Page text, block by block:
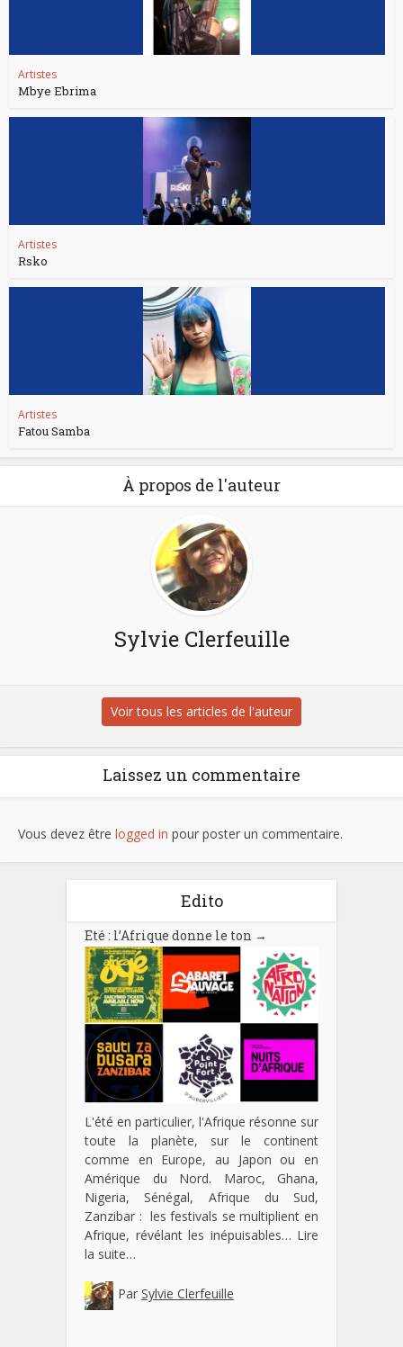
Artistes
Mbye Ebrima
Artistes
Rsko
Artistes
Fatou Samba
À propos de l'auteur
Sylvie Clerfeuille
Voir tous les articles de l'auteur
Laissez un commentaire
Vous devez être logged in pour poster un commentaire.
Edito
Eté : l’Afrique donne le ton →
L'été en particulier, l'Afrique résonne sur
toute la planète, sur le continent
comme en Europe, au Japon ou en
Amérique du Nord. Maroc, Ghana,
Nigeria, Sénégal, Afrique du Sud,
Zanzibar : les festivals se multiplient en
Afrique, révélant les inépuisables… Lire
la suite…
Par Sylvie Clerfeuille